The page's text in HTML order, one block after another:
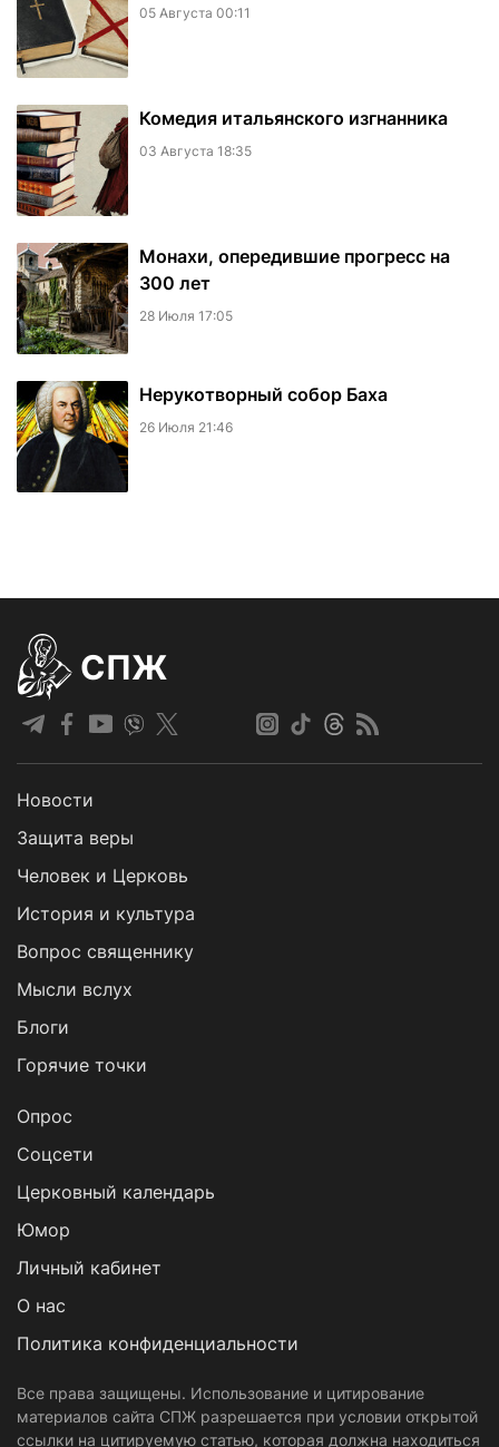
05 Августа 00:11
Комедия итальянского изгнанника
03 Августа 18:35
Монахи, опередившие прогресс на
300 лет
28 Июля 17:05
Нерукотворный собор Баха
26 Июля 21:46
СПЖ
Новости
Защита веры
Человек и Церковь
История и культура
Вопрос священнику
Мысли вслух
Блоги
Горячие точки
Опрос
Cоцсети
Церковный календарь
Юмор
Личный кабинет
О нас
Политика конфиденциальности
Все права защищены. Использование и цитирование
материалов сайта СПЖ разрешается при условии открытой
ссылки на цитируемую статью, которая должна находиться